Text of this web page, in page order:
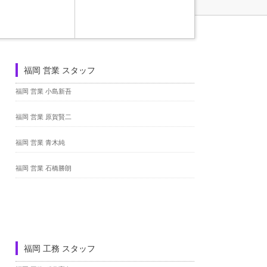
福岡 営業 スタッフ
福岡 営業 小島新吾
福岡 営業 原賀賢二
福岡 営業 青木純
福岡 営業 石橋勝朗
福岡 工務 スタッフ